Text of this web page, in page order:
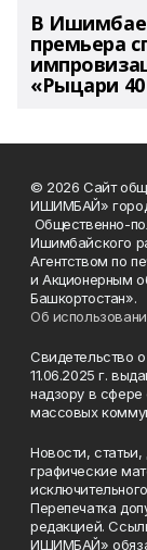
В Ишимбае
премьера
«Рыцари
© 2026 Сайт
ИШИМБАЙ»
Общественно-
Ишимбайского
Агентством по
и Акционерным
Башкортостан».
Об
Свидетельство
11.06.2025 г.
надзору в сфере
массовых
Новости,
графические
Перепечатка
редакцией.
ИШИМБАЙ»